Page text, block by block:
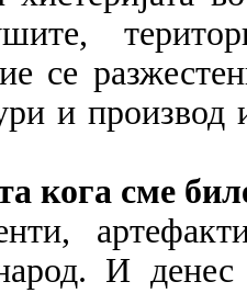
се
и
кога сме
И